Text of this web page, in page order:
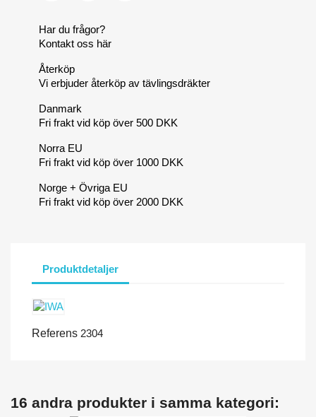
Har du frågor?
Kontakt oss här
Återköp
Vi erbjuder återköp av tävlingsdräkter
Danmark
Fri frakt vid köp över 500 DKK
Norra EU
Fri frakt vid köp över 1000 DKK
Norge + Övriga EU
Fri frakt vid köp över 2000 DKK
Produktdetaljer
Referens 2304
16 andra produkter i samma kategori: